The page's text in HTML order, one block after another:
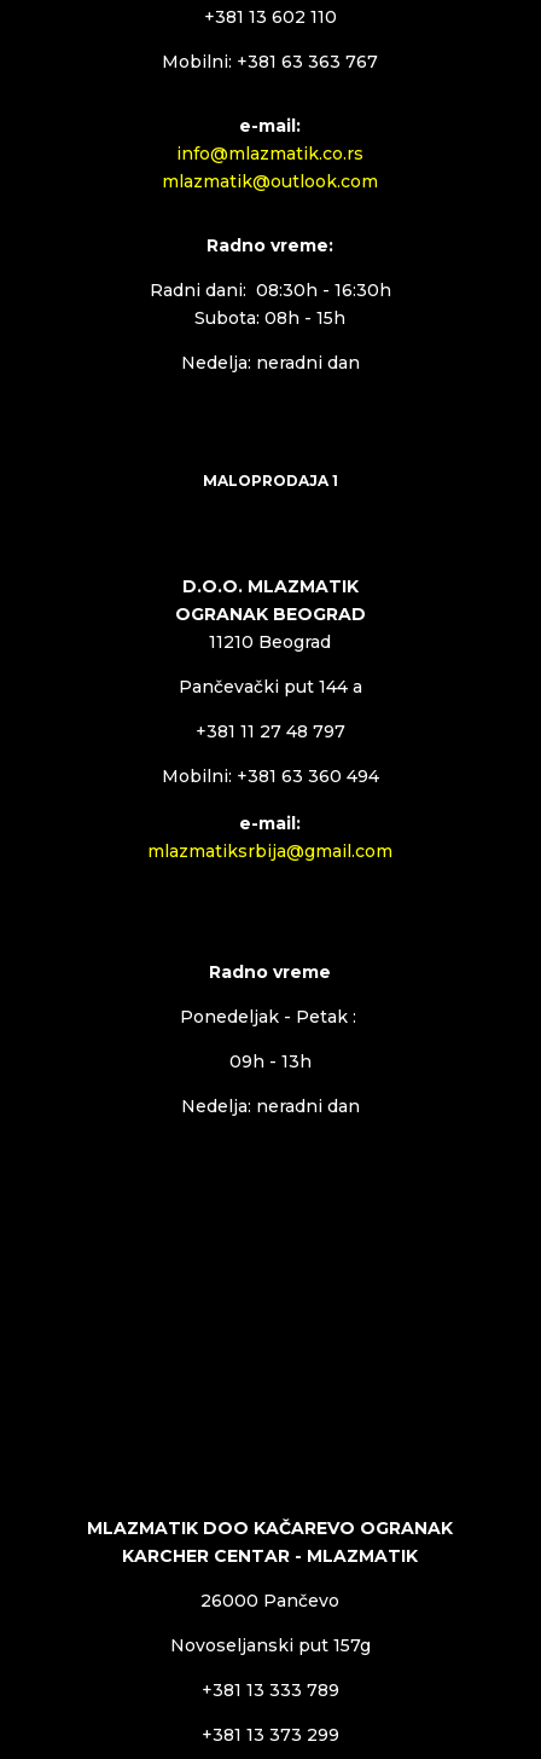
+381 13 602 110
Mobilni: +381 63 363 767
e-mail:
info@mlazmatik.co.rs
mlazmatik@outlook.com
Radno vreme:
Radni dani: 08:30h - 16:30h
Subota: 08h - 15h
Nedelja: neradni dan
MALOPRODAJA 1
D.O.O. MLAZMATIK
OGRANAK BEOGRAD
11210 Beograd
Pančevački put 144 a
+381 11 27 48 797
Mobilni: +381 63 360 494
e-mail:
mlazmatiksrbija@gmail.com
Radno vreme
Ponedeljak - Petak :
09h - 13h
Nedelja: neradni dan
MLAZMATIK DOO KAČAREVO OGRANAK
KARCHER CENTAR - MLAZMATIK
26000 Pančevo
Novoseljanski put 157g
+381 13 333 789
+381 13 373 299